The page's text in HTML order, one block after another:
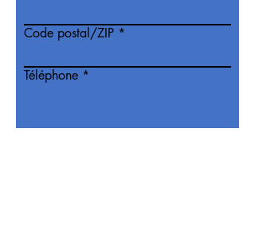
Code postal/ZIP
Téléphone